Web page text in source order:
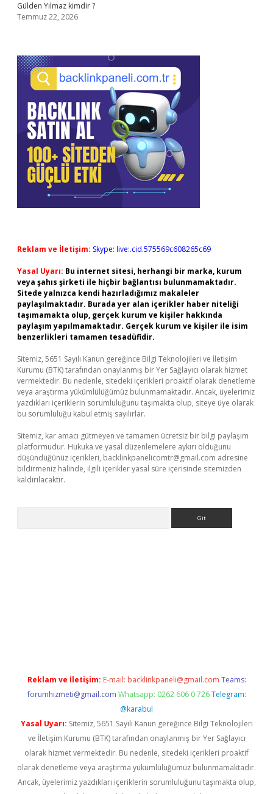
Gülden Yılmaz kimdir ?
Temmuz 22, 2026
Reklam ve İletişim: Skype: live:.cid.575569c608265c69
Yasal Uyarı: Bu internet sitesi, herhangi bir marka, kurum
veya şahıs şirketi ile hiçbir bağlantısı bulunmamaktadır.
Sitede yalnızca kendi hazırladığımız makaleler
paylaşılmaktadır. Burada yer alan içerikler haber niteliği
taşımamakta olup, gerçek kurum ve kişiler hakkında
paylaşım yapılmamaktadır. Gerçek kurum ve kişiler ile isim
benzerlikleri tamamen tesadüfidir.
Sitemiz, 5651 Sayılı Kanun gereğince Bilgi Teknolojileri ve İletişim
Kurumu (BTK) tarafından onaylanmış bir Yer Sağlayıcı olarak hizmet
vermektedir. Bu nedenle, sitedeki içerikleri proaktif olarak denetleme
veya araştırma yükümlülüğümüz bulunmamaktadır. Ancak, üyelerimiz
yazdıkları içeriklerin sorumluluğunu taşımakta olup, siteye üye olarak
bu sorumluluğu kabul etmiş sayılırlar.
Sitemiz, kar amacı gütmeyen ve tamamen ücretsiz bir bilgi paylaşım
platformudur. Hukuka ve yasal düzenlemelere aykırı olduğunu
düşündüğünüz içerikleri, backlinkpanelicomtr@gmail.com adresine
bildirmeniz halinde, ilgili içerikler yasal süre içerisinde sitemizden
kaldırılacaktır.
Reklam ve İletişim: E-mail: backlinkpaneli@gmail.com Teams:
forumhizmeti@gmail.com Whatsapp: 0262 606 0 726 Telegram:
@karabul
Yasal Uyarı: Sitemiz, 5651 Sayılı Kanun gereğince Bilgi Teknolojileri
ve İletişim Kurumu (BTK) tarafından onaylanmış bir Yer Sağlayıcı
olarak hizmet vermektedir. Bu nedenle, sitedeki içerikleri proaktif
olarak denetleme veya araştırma yükümlülüğümüz bulunmamaktadır.
Ancak, üyelerimiz yazdıkları içeriklerin sorumluluğunu taşımakta olup,